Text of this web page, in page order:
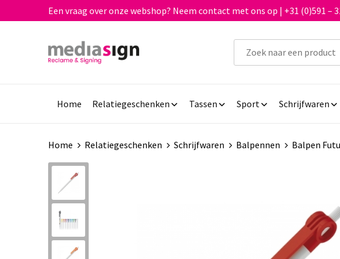
Een vraag over onze webshop? Neem contact met ons op | +31 (0)591 –
Home Relatiegeschenken Tassen Sport Schrijfwaren
Home Relatiegeschenken Schrijfwaren Balpennen Balpen